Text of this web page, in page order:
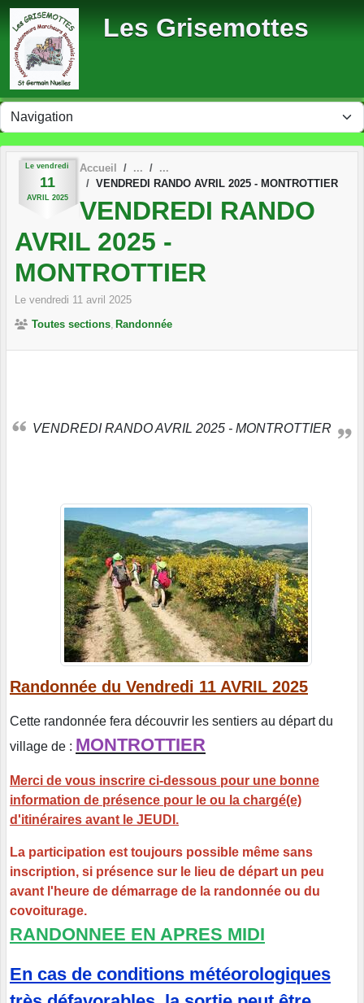
Les Grisemottes
Le vendredi
11
AVRIL 2025
Accueil
VENDREDI RANDO AVRIL 2025 - MONTROTTIER
VENDREDI RANDO
AVRIL 2025 -
MONTROTTIER
Le vendredi 11 avril 2025
Toutes sections Randonnée
VENDREDI RANDO AVRIL 2025 - MONTROTTIER
Randonnée du Vendredi 11 AVRIL 2025
Cette randonnée fera découvrir les sentiers au départ du
village de : MONTROTTIER
Merci de vous inscrire ci-dessous pour une bonne
information de présence pour le ou la chargé(e)
d'itinéraires avant le JEUDI.
La participation est toujours possible même sans
inscription, si présence sur le lieu de départ un peu
avant l'heure de démarrage de la randonnée ou du
covoiturage.
RANDONNEE EN APRES MIDI
En cas de conditions météorologiques
Panneau de gestion des cookies